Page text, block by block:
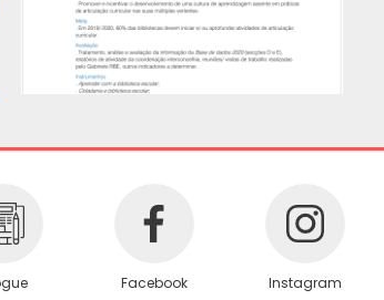
Facebook Instagram